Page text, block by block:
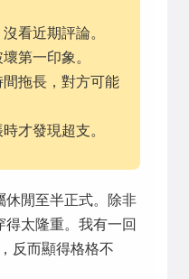
看近期評論。
第一印象。
拖長，對方可能
才發現超支。
休閒至半正式。除非
太隆重。我有一回
反而顯得格格不